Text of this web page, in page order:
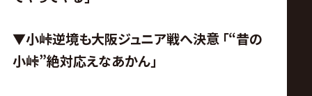
▼小峠逆境も大阪ジュニア戦へ決意 「“昔の
小峠”絶対応えなあかん」